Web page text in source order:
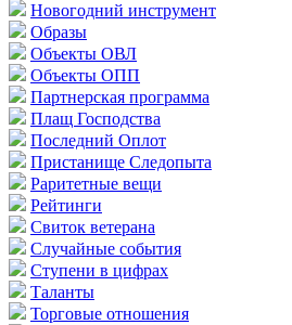
Новогодний инструмент
Образы
Объекты ОВЛ
Объекты ОПП
Партнерская программа
Плащ Господства
Последний Оплот
Пристанище Следопыта
Раритетные вещи
Рейтинги
Свиток ветерана
Случайные события
Ступени в цифрах
Таланты
Торговые отношения